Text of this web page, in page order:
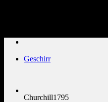
Geschirr
Churchill1795